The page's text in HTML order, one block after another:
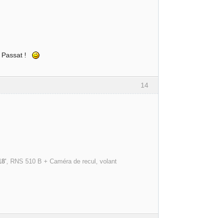
Passat !
14
, RNS 510 B + Caméra de recul, volant